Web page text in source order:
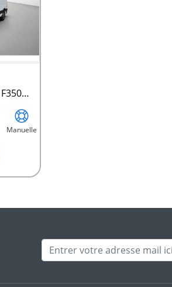
FOURGON FGN TRAC F3500 L2H2 BLUE DCI 135 CONFORT
Manuelle
Adresse mail